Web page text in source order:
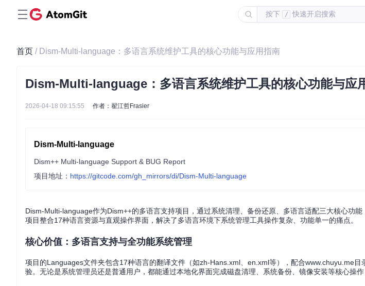
按下 / 快速开启搜索
首页 / Dism-Multi-language：多语言系统维护工具的核心功能与应用指南
Dism-Multi-language：多语言系统维护工具的核心功能与应
2026-04-18 09:15:55 作者：翟江哲Frasier
Dism-Multi-language
Dism++ Multi-language Support & BUG Report
项目地址： https://gitcode.com/gh_mirrors/di/Dism-Multi-language
Dism-Multi-language作为Dism++的多语言支持项目，通过系统清理、备份还原、多语言适配三大核心功能
项目整合17种语言资源与直观操作界面，解决了多语言环境下系统管理工具操作复杂、功能单一的痛点。
核心价值：多语言支持与全功能系统管理
项目的Languages文件夹包含17种语言的翻译文件（如zh-Hans.xml、en.xml等），配合www.chuyu.me
验。无论是系统管理员还是普通用户，都能通过本地化界面完成磁盘清理、系统备份、镜像安装等核心操作